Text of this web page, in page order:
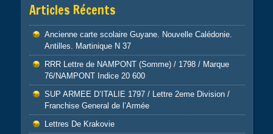
Articles Récents
Ancienne carte scolaire Guyane. Nouvelle Calédonie.
Antilles. Martinique N 37
RRR Lettre de NAMPONT (Somme) / 1798 / Marque
76/NAMPONT Indice 20 600
SUP ARMEE D’ITALIE 1797 / Lettre 2eme Division /
Franchise General de l’Armée
Lettres De Krakovie